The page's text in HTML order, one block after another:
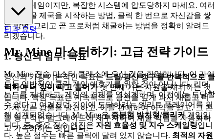
클릭커 게임이지만, 복잡한 시스템에 압도당하지 마세요. 여러
분의 채굴 제국을 시작하는 방법, 클릭 한 번으로 자신감을 쌓
는 방법, 그리고 곧 프로처럼 채굴하는 방법을 정확히 알려드
리겠습니다.
1. 당신의 임무: 목표
당신의 가장 기본적인 목표는드릴/광산 갱구를 반복적으로 클
릭하여 더 깊이 파고 들어가첫 번째 기본 자원을 채취하는 것
입니다. 핵심 목표는 지속적으로 광산을 깊게 파서 새롭고 더
가치 있는 광물을 발견하고, 이를 판매하여 이익을 얻고, 그 돈
을 영구적인 업그레이드에 재투자하여 채굴 작업을 자동화하
고 가속화하는 것입니다.
팁과 요령
Mr. Mine 마스터하기: 고급 전략 가이드
Mr. Mine 전술 마스터 클래스에 오신 것을 환영합니다. 이 가이
드는 일반적인 클릭 게임 애호가를 위한 것이 아닙니다. 리더
보드를 지배하고, 게임의 경제를 역설계하며, 이전에는 도달할
수 없다고 여겨졌던 깊이에 도달하려는 엘리트 플레이어를 위
해 설계되었습니다. Mr. Mine은증분형 방치형/클리커게임입
니다. 즉, 주요 점수 엔진은 자원 효율성 및 지수 스케일링입니
다. 높은 점수는 빠른 클릭에 달려 있지 않습니다. 최적의 자원